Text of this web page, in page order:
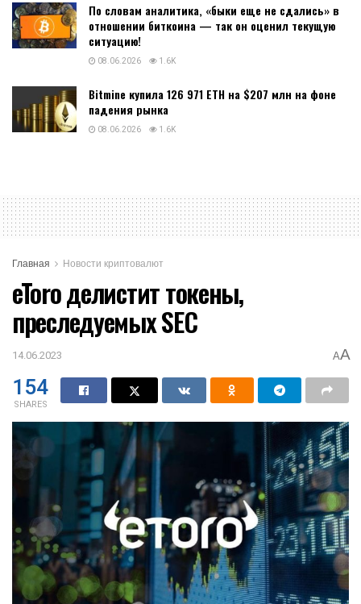
По словам аналитика, «быки еще не сдались» в
отношении биткоина — так он оценил текущую
ситуацию!
08.06.2026 1.6K
Bitmine купила 126 971 ETH на $207 млн на фоне
падения рынка
08.06.2026 1.6K
Главная Новости криптовалют
eToro делистит токены,
преследуемых SEC
14.06.2023 AA
154
SHARES